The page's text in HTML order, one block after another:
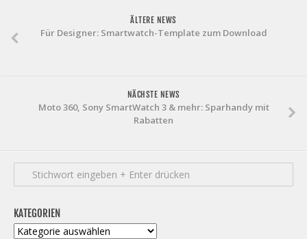
ÄLTERE NEWS
Für Designer: Smartwatch-Template zum Download
NÄCHSTE NEWS
Moto 360, Sony SmartWatch 3 & mehr: Sparhandy mit
Rabatten
KATEGORIEN
Kategorien